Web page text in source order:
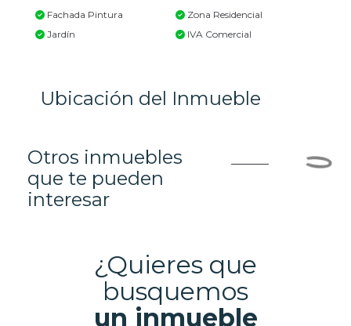
Fachada Pintura
Jardín
Zona Residencial
IVA Comercial
Ubicación del Inmueble
Otros inmuebles
que te pueden
interesar
¿Quieres que
busquemos
un inmueble